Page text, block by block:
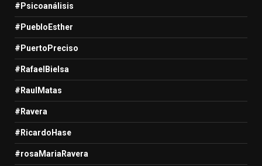
#Psicoanálisis
#PuebloEsther
#PuertoPreciso
#RafaelBielsa
#RaulMatas
#Ravera
#RicardoHase
#rosaMariaRavera